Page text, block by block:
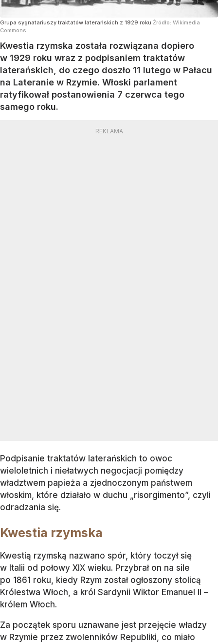
Grupa sygnatariuszy traktatów laterańskich z 1929 roku Źródło: Wikimedia
Commons
Kwestia rzymska została rozwiązana dopiero
w 1929 roku wraz z podpisaniem traktatów
laterańskich, do czego doszło 11 lutego w Pałacu
na Lateranie w Rzymie. Włoski parlament
ratyfikował postanowienia 7 czerwca tego
samego roku.
Podpisanie traktatów laterańskich to owoc
wieloletnich i niełatwych negocjacji pomiędzy
władztwem papieża a zjednoczonym państwem
włoskim, które działało w duchu „risorgimento”, czyli
odradzania się.
Kwestia rzymska
Kwestią rzymską nazwano spór, który toczył się
w Italii od połowy XIX wieku. Przybrał on na sile
po 1861 roku, kiedy Rzym został ogłoszony stolicą
Królestwa Włoch, a król Sardynii Wiktor Emanuel II –
królem Włoch.
Za początek sporu uznawane jest przejęcie władzy
w Rzymie przez zwolenników Republiki, co miało